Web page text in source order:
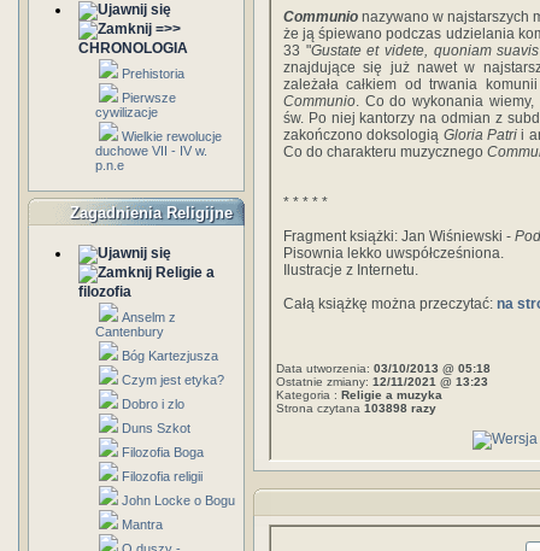
=>>
CHRONOLOGIA
Prehistoria
Pierwsze
cywilizacje
Wielkie rewolucje
duchowe VII - IV w.
p.n.e
Zagadnienia Religijne
Religie a
filozofia
Anselm z
Cantenbury
Bóg Kartezjusza
Czym jest etyka?
Dobro i zlo
Duns Szkot
Filozofia Boga
Filozofia religii
John Locke o Bogu
Mantra
Communio nazywano w najstarszych
że ją śpiewano podczas udzielania
33 "Gustate et videte, quoniam
znajdujące się już nawet w
zależała całkiem od trwania
Communio. Co do wykonania
św. Po niej kantorzy na odmian z
zakończono doksologią Gloria Patri i
Co do charakteru muzycznego
* * * * *
Fragment książki: Jan Wiśniewski -
Pisownia lekko uwspółcześniona.
Ilustracje z Internetu.
Całą książkę można przeczytać: na
Data utworzenia: 03/10/2013 @ 05:18
Ostatnie zmiany: 12/11/2021 @ 13:23
Kategoria : Religie a muzyka
Strona czytana 103898 razy